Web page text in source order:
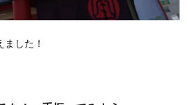
した！